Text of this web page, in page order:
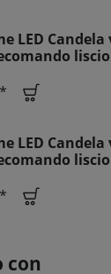
LED Candela
liscio
LED Candela
liscio
con